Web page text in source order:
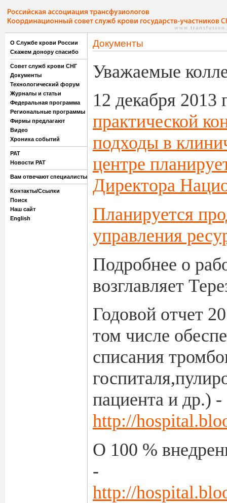
О Службе крови России
Скажем донору спасибо
Совет служб крови СНГ
Документы
Технологический форум
Журналы и статьи
Федеральная программа
Региональные программы
Фирмы предлагают
Видео
Хроника событий
РАТ
Новости РАТ
Вам отвечают специалисты
Контакты/Ссылки
Поиск
Наш сайт
English
Документы
Уважаемые
12 декабря 2013
практической
подходы в
центре
Директора
Планируется
управления
Подробнее о
возглавляет
Годовой отчет
том числе
списания
пациента и др.) -
http://
О 100 %
-
http://